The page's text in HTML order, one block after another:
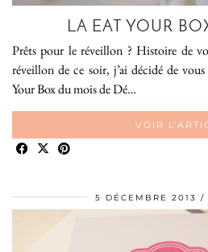
LA EAT YOUR
Prêts pour le réveillon ? Histoire de
réveillon de ce soir, j’ai décidé de
Your Box du mois de Dé…
VOIR
5 DÉCEMBRE 2013